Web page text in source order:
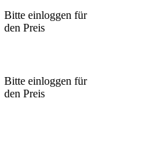
Bitte einloggen für
den Preis
Bitte einloggen für
den Preis